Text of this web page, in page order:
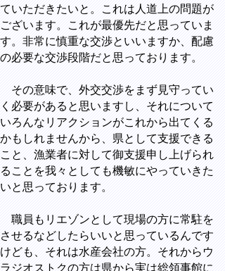
ていただきたいと。これは人道上の問題が
ございます。これが最優先だと思っていま
す。非常に慎重な交渉といいますか、配慮
の必要な交渉段階だと思っております。
その意味で、外交交渉をまず見守ってい
く必要があると思いますし、それについて
いろんなリアクションがこれから出てくる
かもしれませんから、県として支援できる
こと、漁業者に対して御支援申し上げられ
ることを我々としても機敏にやっていきた
いと思っております。
職員もリエゾンとして現場の方に常駐を
させるなどしたらいいと思っているんです
けども、それは水産会社の方。それからウ
ラジオストクの方は県から実は総領事館に